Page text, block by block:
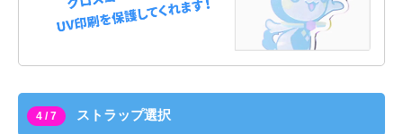
4 / 7 ストラップ選択